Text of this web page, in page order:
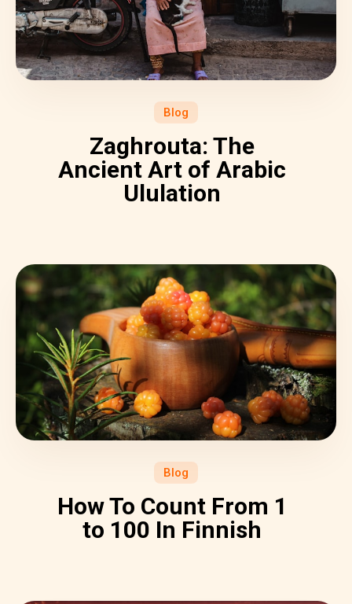
Blog
Zaghrouta: The
Ancient Art of Arabic
Ululation
Blog
How To Count From 1
to 100 In Finnish